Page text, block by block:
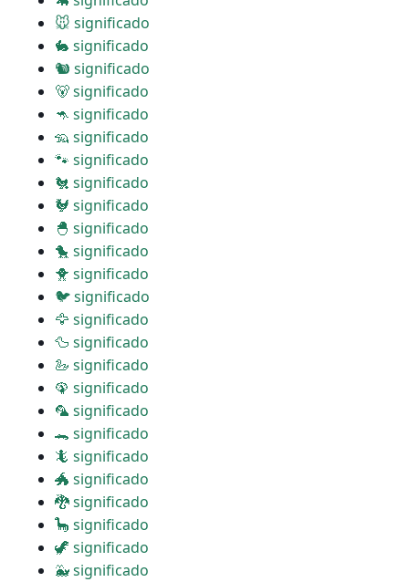
🐭 significado
🐇 significado
🐿 significado
🐻 significado
🦘 significado
🦡 significado
🐾 significado
🐔 significado
🐓 significado
🐣 significado
🐤 significado
🐥 significado
🐦 significado
🦅 significado
🦆 significado
🦢 significado
🦚 significado
🦜 significado
🐊 significado
🦎 significado
🐲 significado
🐉 significado
🦕 significado
🦖 significado
🐳 significado